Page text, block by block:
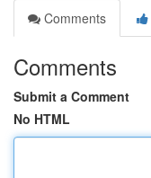
Comments
Comments
Submit a Comment
No HTML